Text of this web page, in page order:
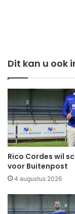
Dit kan u ook
Rico Cordes wil
voor Buitenpost
4 augustus 2026